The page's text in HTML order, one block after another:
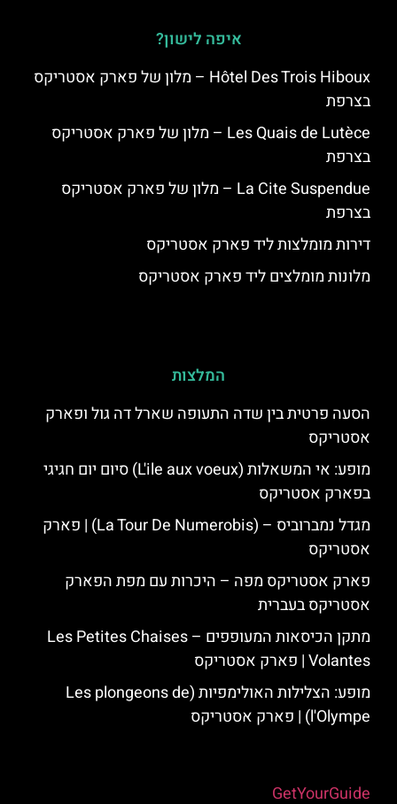
איפה לישון?
Hôtel Des Trois Hiboux – מלון של פארק אסטריקס
בצרפת
Les Quais de Lutèce – מלון של פארק אסטריקס
בצרפת
La Cite Suspendue – מלון של פארק אסטריקס
בצרפת
דירות מומלצות ליד פארק אסטריקס
מלונות מומלצים ליד פארק אסטריקס
המלצות
הסעה פרטית בין שדה התעופה שארל דה גול ופארק
אסטריקס
מופע: אי המשאלות (L'ile aux voeux) סיום יום חגיגי
בפארק אסטריקס
מגדל נמברוביס – (La Tour De Numerobis) | פארק
אסטריקס
פארק אסטריקס מפה – היכרות עם מפת הפארק
אסטריקס בעברית
מתקן הכיסאות המעופפים – Les Petites Chaises
Volantes | פארק אסטריקס
מופע: הצלילות האולימפיות (Les plongeons de
l'Olympe) | פארק אסטריקס
GetYourGuide